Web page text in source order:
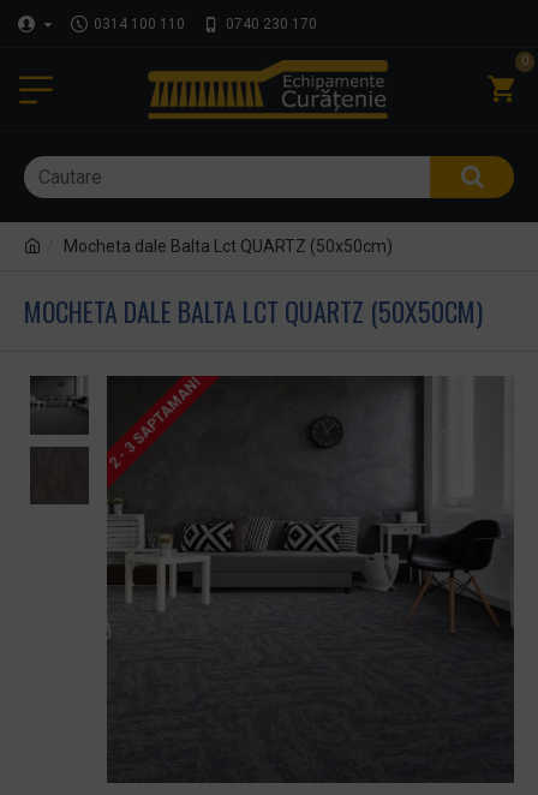
0314 100 110 0740 230 170
0
Mocheta dale Balta Lct QUARTZ (50x50cm)
MOCHETA DALE BALTA LCT QUARTZ (50X50CM)
2 - 3 SAPTAMANI